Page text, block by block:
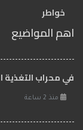
خواطر
اهم المواضيع
في محراب التغذية
منذ 2 ساعة